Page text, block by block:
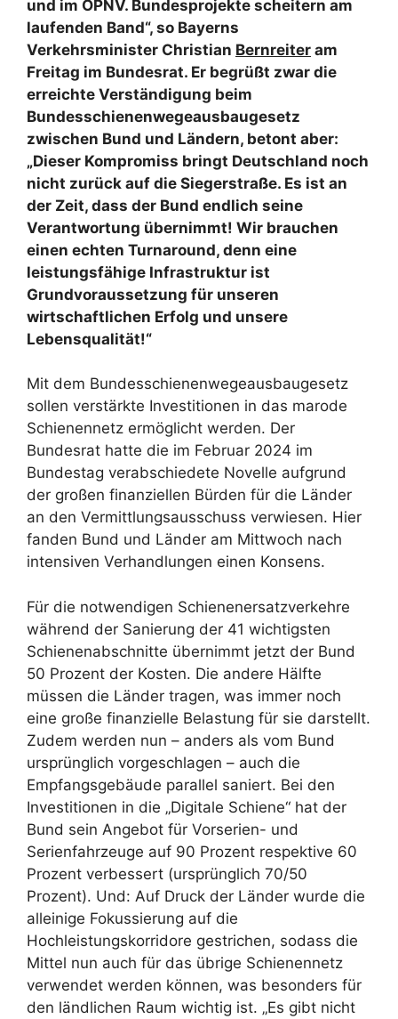
und im ÖPNV. Bundesprojekte scheitern am
laufenden Band“, so Bayerns
Verkehrsminister Christian Bernreiter am
Freitag im Bundesrat. Er begrüßt zwar die
erreichte Verständigung beim
Bundesschienenwegeausbaugesetz
zwischen Bund und Ländern, betont aber:
„Dieser Kompromiss bringt Deutschland noch
nicht zurück auf die Siegerstraße. Es ist an
der Zeit, dass der Bund endlich seine
Verantwortung übernimmt! Wir brauchen
einen echten Turnaround, denn eine
leistungsfähige Infrastruktur ist
Grundvoraussetzung für unseren
wirtschaftlichen Erfolg und unsere
Lebensqualität!“
Mit dem Bundesschienenwegeausbaugesetz
sollen verstärkte Investitionen in das marode
Schienennetz ermöglicht werden. Der
Bundesrat hatte die im Februar 2024 im
Bundestag verabschiedete Novelle aufgrund
der großen finanziellen Bürden für die Länder
an den Vermittlungsausschuss verwiesen. Hier
fanden Bund und Länder am Mittwoch nach
intensiven Verhandlungen einen Konsens.
Für die notwendigen Schienenersatzverkehre
während der Sanierung der 41 wichtigsten
Schienenabschnitte übernimmt jetzt der Bund
50 Prozent der Kosten. Die andere Hälfte
müssen die Länder tragen, was immer noch
eine große finanzielle Belastung für sie darstellt.
Zudem werden nun – anders als vom Bund
ursprünglich vorgeschlagen – auch die
Empfangsgebäude parallel saniert. Bei den
Investitionen in die „Digitale Schiene“ hat der
Bund sein Angebot für Vorserien- und
Serienfahrzeuge auf 90 Prozent respektive 60
Prozent verbessert (ursprünglich 70/50
Prozent). Und: Auf Druck der Länder wurde die
alleinige Fokussierung auf die
Hochleistungskorridore gestrichen, sodass die
Mittel nun auch für das übrige Schienennetz
verwendet werden können, was besonders für
den ländlichen Raum wichtig ist. „Es gibt nicht